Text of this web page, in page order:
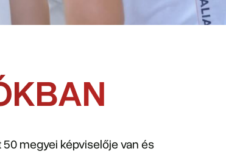
megyei képviselője van és